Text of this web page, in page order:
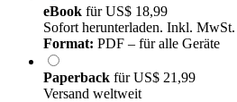
eBook fürUS$ 18,99
Sofort herunterladen. Inkl. MwSt.
Format: PDF – für alle Geräte
Paperback fürUS$ 21,99
Versand weltweit